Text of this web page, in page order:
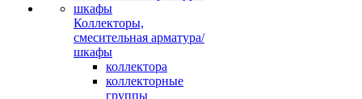
Коллекторы,
смесительная арматура/
шкафы
коллектора
коллекторные
группы